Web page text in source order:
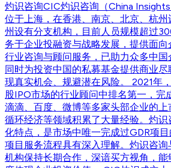
灼识咨询CIC灼识咨询（China
位于上海，在香港、南京、北京、杭
州设有分支机构，目前人员规模超过
务于企业投融资与战略发展，提供面
行业咨询与顾问服务，已助力众多中国
同时为投资中国的私募基金提供商业
现真实机会、规避潜在风险。 2021年
股IPO市场的行业顾问中排名第一，完
滴滴、百度、微博等多家头部企业的
循环经济等领域积累了大量经验。灼
化特点，是市场中唯一完成过GDR项
项目服务流程具有深入理解。灼识咨
机构保持长期合作，深谙买方视角，